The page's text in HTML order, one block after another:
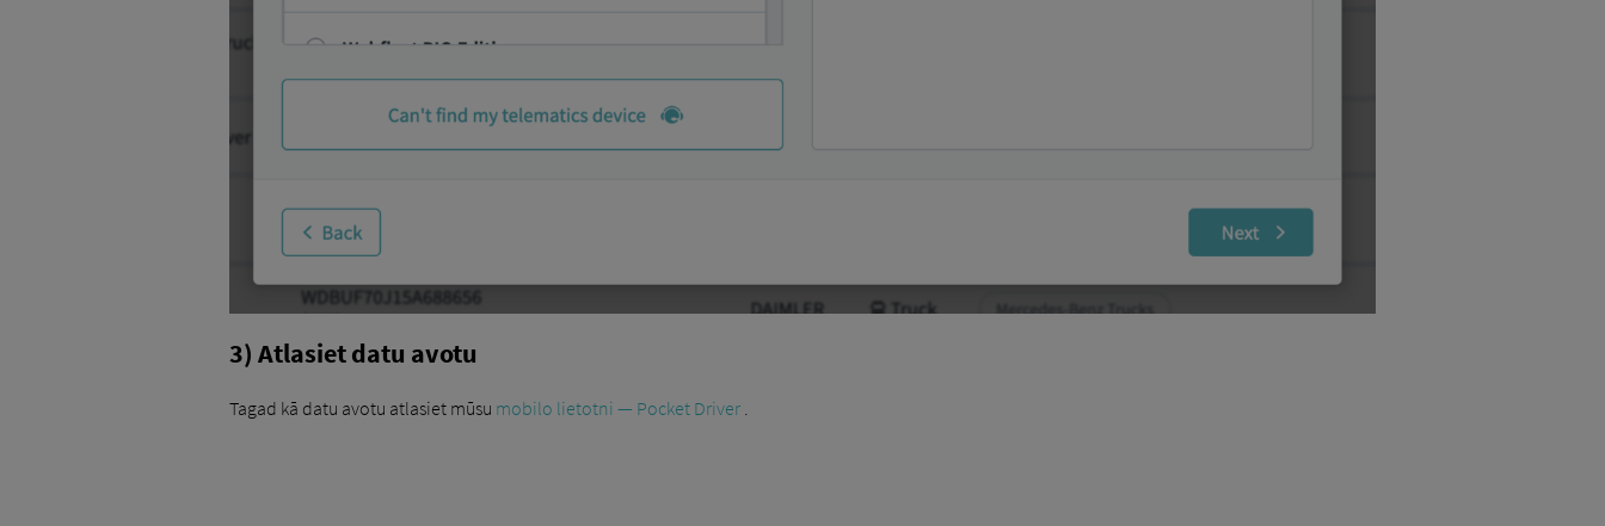
3) Atlasiet datu avotu
Tagad kā datu avotu atlasiet mūsu mobilo lietotni — Pocket Driver